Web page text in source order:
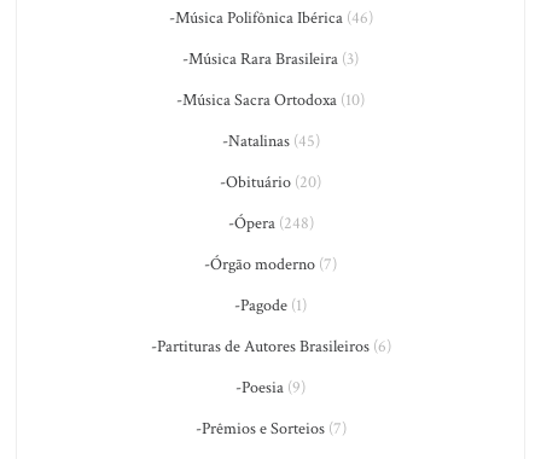
-Música Polifônica Ibérica(46)
-Música Rara Brasileira (3)
-Música Sacra Ortodoxa (10)
-Natalinas(45)
-Obituário (20)
-Ópera(248)
-Órgão moderno (7)
-Pagode (1)
-Partituras de Autores Brasileiros(6)
-Poesia (9)
-Prêmios e Sorteios(7)